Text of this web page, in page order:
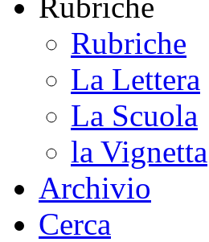
Rubriche
La Lettera
La Scuola
la Vignetta
Archivio
Cerca